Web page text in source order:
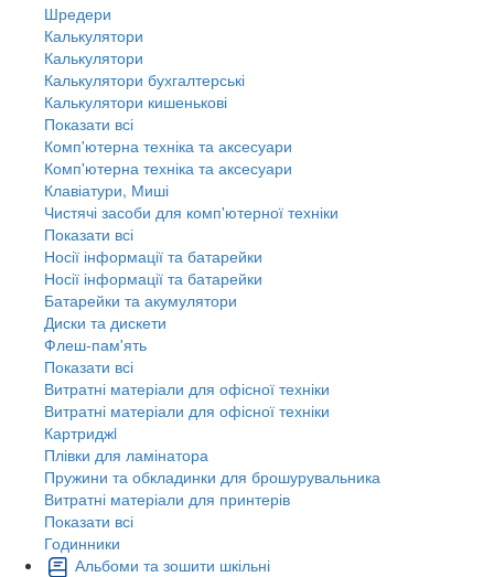
Шредери
Калькулятори
Калькулятори
Калькулятори бухгалтерські
Калькулятори кишенькові
Показати всі
Комп'ютерна техніка та аксесуари
Комп'ютерна техніка та аксесуари
Клавіатури, Миші
Чистячі засоби для комп'ютерної техніки
Показати всі
Носії інформації та батарейки
Носії інформації та батарейки
Батарейки та акумулятори
Диски та дискети
Флеш-пам'ять
Показати всі
Витратні матеріали для офісної техніки
Витратні матеріали для офісної техніки
Картриджi
Плівки для ламінатора
Пружини та обкладинки для брошурувальника
Витратні матеріали для принтерів
Показати всі
Годинники
Альбоми та зошити шкільні